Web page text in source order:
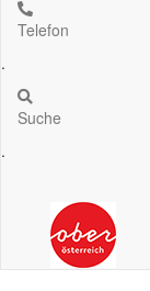
Telefon
.
Suche
.